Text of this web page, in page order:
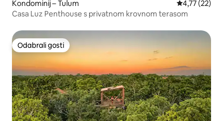
Kondominij – Tulum Prosječna
4,77 (22)
Casa Luz Penthouse s privatnom krovnom terasom
Odabrali gosti
Odabrali gosti